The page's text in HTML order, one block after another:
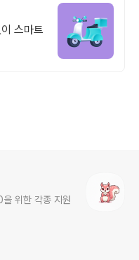
스마트
위한 각종 지원